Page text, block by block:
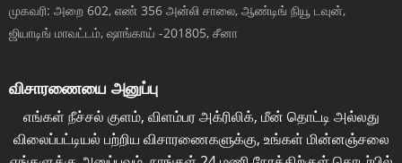
முகவரி: அறை 602, எண் 356 அன்லி சாலை, ஆண்டிங் நியூ டவுன்,
ஜியாடிங் மாவட்டம், ஷாங்காய் -201805, சீனா
விசாரணையை அனுப்பு
எங்கள் நீச்சல் குளம், விளம்பர அக்ரிலிக், மீன் தொட்டி அல்லது
விலைப்பட்டியல் பற்றிய விசாரணைகளுக்கு, உங்கள் மின்னஞ்சலை